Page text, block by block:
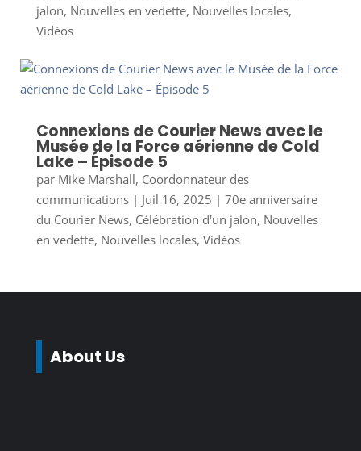
jalon, Nouvelles en vedette, Nouvelles locales,
Vidéos
Connexions de Courier News avec le
Musée de la Force aérienne de Cold
Lake – Épisode 5
par Mike Marshall, Coordonnateur des
communications| Juil 16, 2025 | 70e anniversaire
du Courier News, Célébration d'un jalon, Nouvelles
en vedette, Nouvelles locales, Vidéos
About Us